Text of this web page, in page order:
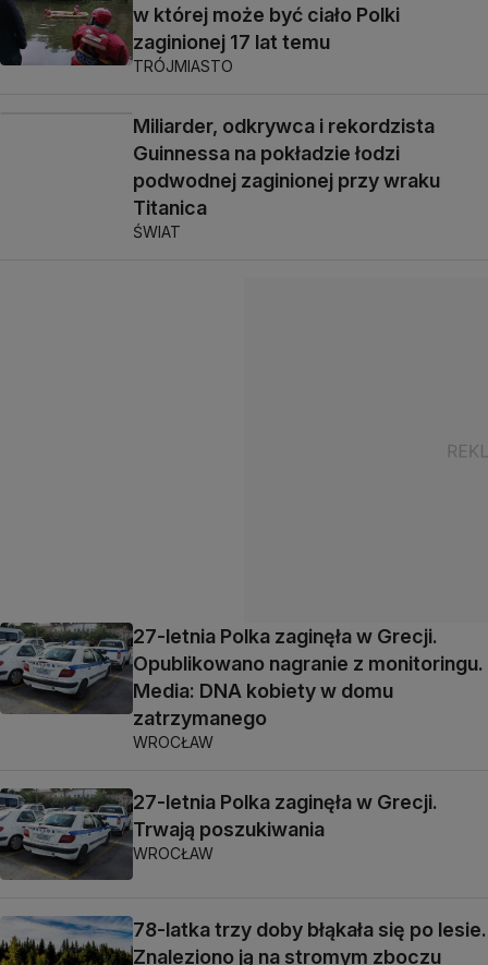
w której może być ciało Polki
zaginionej 17 lat temu
TRÓJMIASTO
Miliarder, odkrywca i rekordzista
Guinnessa na pokładzie łodzi
podwodnej zaginionej przy wraku
Titanica
ŚWIAT
27-letnia Polka zaginęła w Grecji.
Opublikowano nagranie z monitoringu.
Media: DNA kobiety w domu
zatrzymanego
WROCŁAW
27-letnia Polka zaginęła w Grecji.
Trwają poszukiwania
WROCŁAW
78-latka trzy doby błąkała się po lesie.
Znaleziono ją na stromym zboczu